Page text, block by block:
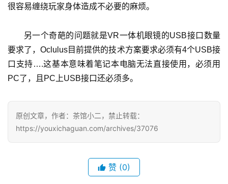
很容易缠绕玩家身体造成不必要的麻烦。
另一个奇葩的问题就是VR一体机眼镜的USB接口数量
要求了，Oclulus目前提供的技术方案要求必须有4个USB接
口支持….这基本意味着笔记本电脑无法直接使用，必须用
PC了，且PC上USB接口还必须多。
原创文章，作者：茶馆小二，禁止转载：
https://youxichaguan.com/archives/37076
赞 (0)